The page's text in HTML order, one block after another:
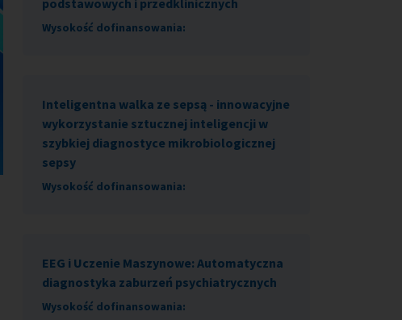
podstawowych i przedklinicznych
Wysokość dofinansowania:
Inteligentna walka ze sepsą - innowacyjne
wykorzystanie sztucznej inteligencji w
szybkiej diagnostyce mikrobiologicznej
sepsy
Wysokość dofinansowania:
EEG i Uczenie Maszynowe: Automatyczna
diagnostyka zaburzeń psychiatrycznych
Wysokość dofinansowania: